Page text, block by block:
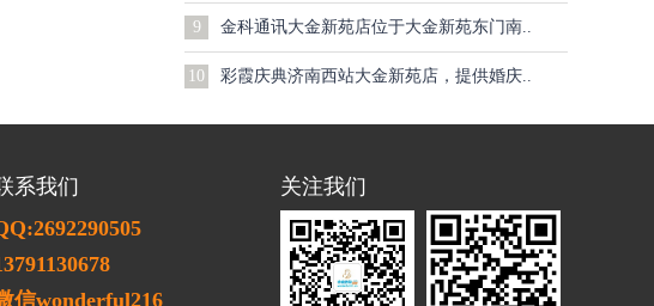
9 金科通讯大金新苑店位于大金新苑东门南..
10 彩霞庆典济南西站大金新苑店，提供婚庆..
系我们
信wonderful216
关注我们